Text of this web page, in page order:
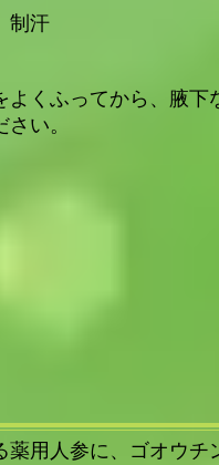
制汗
よくふってから、腋下
さい。
用人参に、ゴオウチ